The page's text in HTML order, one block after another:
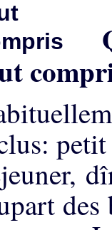
petit
des